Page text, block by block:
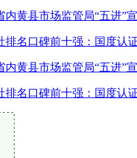
内黄县市场监管局“五进”
排名口碑前十强：国度认
内黄县市场监管局“五进”
排名口碑前十强：国度认